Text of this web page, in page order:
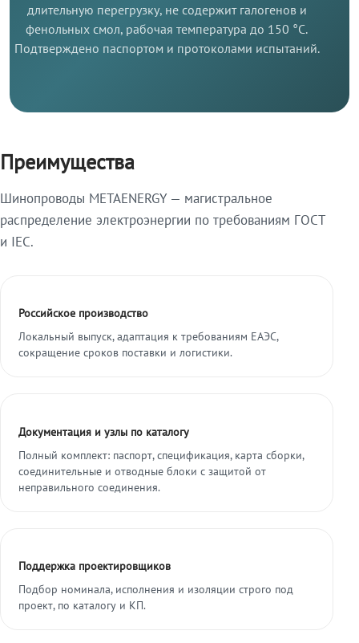
длительную перегрузку, не содержит галогенов и
фенольных смол, рабочая температура до 150 °C.
Подтверждено паспортом и протоколами испытаний.
Преимущества
Шинопроводы METAENERGY — магистральное
распределение электроэнергии по требованиям ГОСТ
и IEC.
Российское производство
Локальный выпуск, адаптация к требованиям ЕАЭС,
сокращение сроков поставки и логистики.
Документация и узлы по каталогу
Полный комплект: паспорт, спецификация, карта сборки,
соединительные и отводные блоки с защитой от
неправильного соединения.
Поддержка проектировщиков
Подбор номинала, исполнения и изоляции строго под
проект, по каталогу и КП.